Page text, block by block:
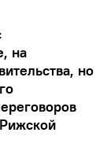
на
но